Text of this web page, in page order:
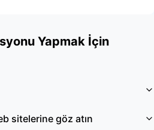
Yapmak İçin
sitelerine göz atın